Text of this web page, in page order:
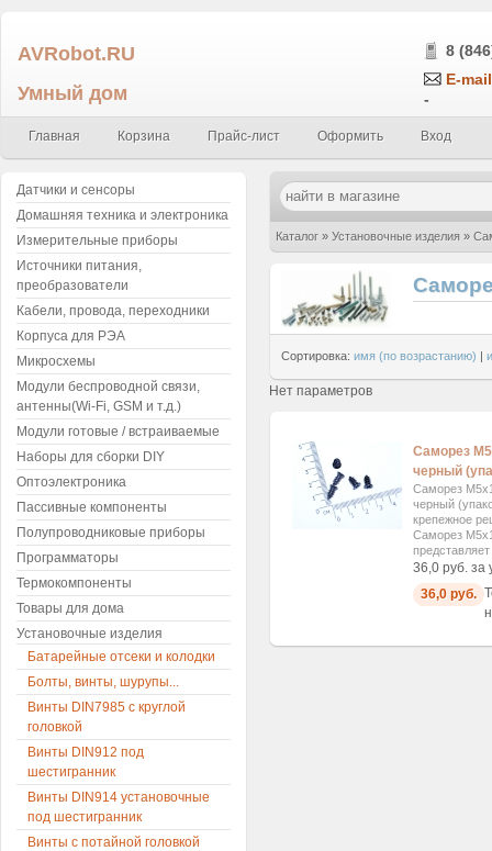
AVRobot.RU
Умный дом
8
E-
-
Главная Корзина Прайс-лист Оформить Вход
Каталог » Установочные изделия »
Сортировка: имя (по возрастанию)
Нет параметров
Саморез
черный
Саморез
черный
крепежное
Саморез
36,0 руб. за
36,0 руб.
Датчики и сенсоры
Домашняя техника и электроника
Измерительные приборы
Источники питания,
преобразователи
Кабели, провода, переходники
Корпуса для РЭА
Микросхемы
Модули беспроводной связи,
антенны(Wi-Fi, GSM и т.д.)
Модули готовые / встраиваемые
Наборы для сборки DIY
Оптоэлектроника
Пассивные компоненты
Полупроводниковые приборы
Программаторы
Термокомпоненты
Товары для дома
Установочные изделия
Батарейные отсеки и колодки
Болты, винты, шурупы...
Винты DIN7985 с круглой
головкой
Винты DIN912 под
шестигранник
Винты DIN914 установочные
под шестигранник
Винты с потайной головкой